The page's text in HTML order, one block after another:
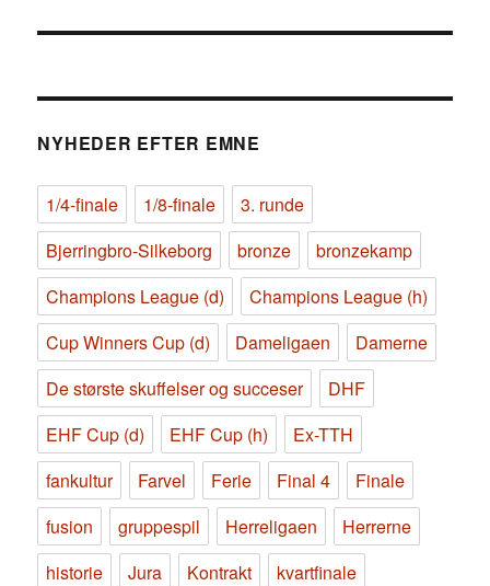
NYHEDER EFTER EMNE
1/4-finale 1/8-finale
3. runde
Bjerringbro-Silkeborg
bronze
bronzekamp
Champions League (d)
Champions League (h)
Cup Winners Cup (d)
Dameligaen
Damerne
De største skuffelser og succeser
DHF
EHF Cup (d)
EHF Cup (h)
Ex-TTH
fankultur
Farvel Ferie Final 4
Finale
fusion
gruppespil Herreligaen
Herrerne
historie
Jura Kontrakt
kvartfinale